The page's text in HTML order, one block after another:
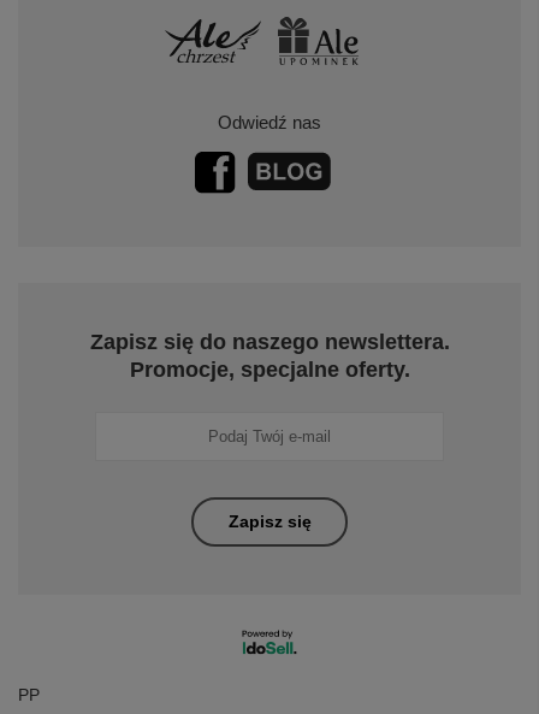
Odwiedź nas
Zapisz się do naszego newslettera.
Promocje, specjalne oferty.
Zapisz się
PP